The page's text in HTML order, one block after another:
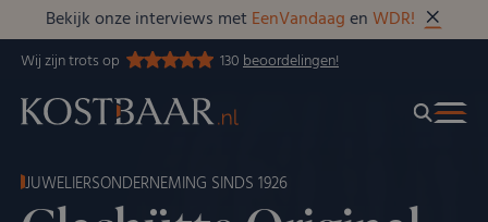
Bekijk onze interviews met EenVandaagenWDR!
Wij zijn trots op 130beoordelingen!
JUWELIERSONDERNEMING SINDS 1926